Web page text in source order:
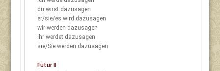
du wirst dazusagen
er/sie/es wird dazusagen
wir werden dazusagen
ihr werdet dazusagen
sie/Sie werden dazusagen
Futur II